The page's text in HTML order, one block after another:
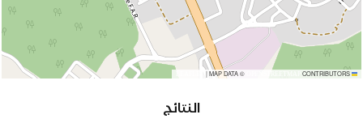
LEAFLET
|MAP DATA © CONTRIBUTORS
النتائج